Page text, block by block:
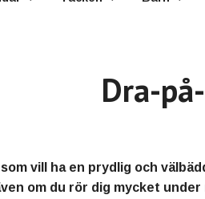
Dra-
vill ha en prydlig och
om du rör dig mycket